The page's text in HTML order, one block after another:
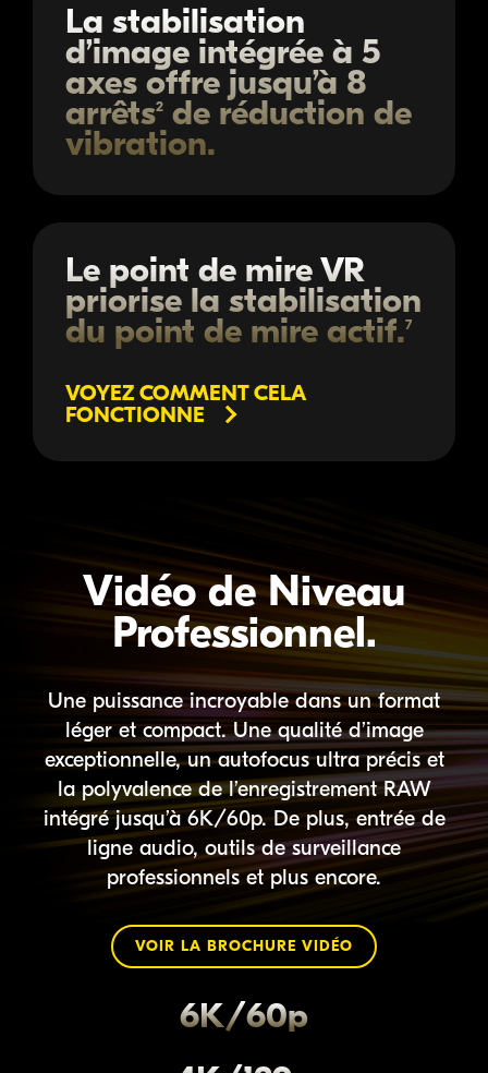
La stabilisation
d’image intégrée à 5
axes offre jusqu’à 8
arrêts2 de réduction de
vibration.
Le point de mire VR
priorise la stabilisation
du point de mire actif.7
VOYEZ COMMENT CELA
FONCTIONNE
Vidéo de Niveau
Professionnel.
Une puissance incroyable dans un format
léger et compact. Une qualité d’image
exceptionnelle, un autofocus ultra précis et
la polyvalence de l’enregistrement RAW
intégré jusqu’à 6K/60p. De plus, entrée de
ligne audio, outils de surveillance
professionnels et plus encore.
VOIR LA BROCHURE VIDÉO
6K/60p